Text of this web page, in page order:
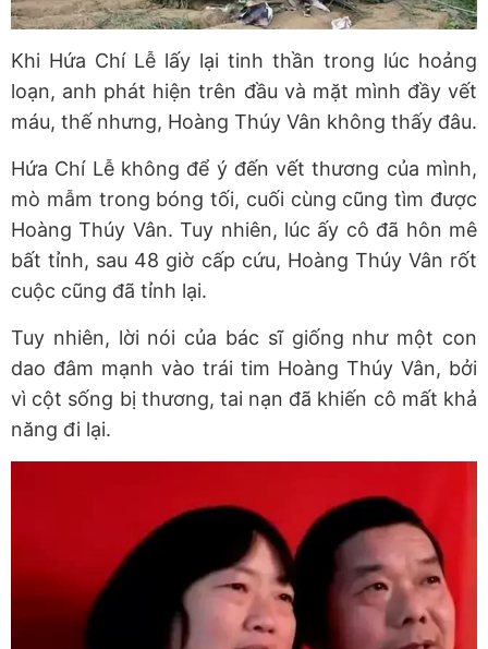
Khi Hứa Chí Lễ lấy lại tinh thần trong lúc hoảng
loạn, anh phát hiện trên đầu và mặt mình đầy vết
máu, thế nhưng, Hoàng Thúy Vân không thấy đâu.
Hứa Chí Lễ không để ý đến vết thương của mình,
mò mẫm trong bóng tối, cuối cùng cũng tìm được
Hoàng Thúy Vân. Tuy nhiên, lúc ấy cô đã hôn mê
bất tỉnh, sau 48 giờ cấp cứu, Hoàng Thúy Vân rốt
cuộc cũng đã tỉnh lại.
Tuy nhiên, lời nói của bác sĩ giống như một con
dao đâm mạnh vào trái tim Hoàng Thúy Vân, bởi
vì cột sống bị thương, tai nạn đã khiến cô mất khả
năng đi lại.